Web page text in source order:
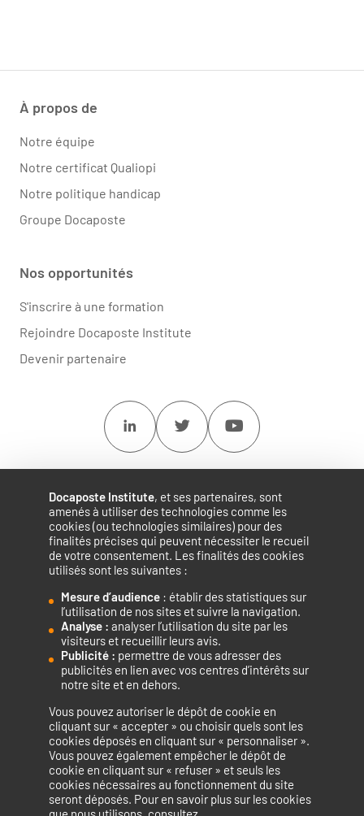
Docaposte Institute, et ses partenaires, sont
amenés à utiliser des technologies comme les
cookies (ou technologies similaires) pour des
finalités précises qui peuvent nécessiter le recueil
de votre consentement. Les finalités des cookies
utilisés sont les suivantes :
Mesure d’audience : établir des statistiques sur
l’utilisation de nos sites et suivre la navigation.
Analyse : analyser l’utilisation du site par les
visiteurs et recueillir leurs avis.
Publicité : permettre de vous adresser des
publicités en lien avec vos centres d’intérêts sur
notre site et en dehors.
Vous pouvez autoriser le dépôt de cookie en
cliquant sur « accepter » ou choisir quels sont les
cookies déposés en cliquant sur « personnaliser ».
Vous pouvez également empêcher le dépôt de
cookie en cliquant sur « refuser » et seuls les
cookies nécessaires au fonctionnement du site
seront déposés. Pour en savoir plus sur les cookies
Accélérateur de compétences numériques.
La certification qualité a été délivrée au titre de la catégorie
d’action suivante : ACTIONS DE FORMATION
À propos de
Notre équipe
Notre certificat Qualiopi
Notre politique handicap
Groupe Docaposte
Nos opportunités
S'inscrire à une formation
Rejoindre Docaposte Institute
Devenir partenaire
Linkedin Twitter Youtube